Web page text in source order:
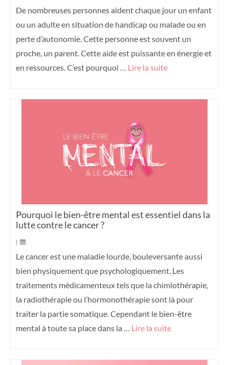
De nombreuses personnes aident chaque jour un enfant
ou un adulte en situation de handicap ou malade ou en
perte d’autonomie. Cette personne est souvent un
proche, un parent. Cette aide est puissante en énergie et
en ressources. C’est pourquoi … Lire la suite
Pourquoi le bien-être mental est essentiel dans la
lutte contre le cancer ?
|
Le cancer est une maladie lourde, bouleversante aussi
bien physiquement que psychologiquement. Les
traitements médicamenteux tels que la chimiothérapie,
la radiothérapie ou l’hormonothérapie sont là pour
traiter la partie somatique. Cependant le bien-être
mental à toute sa place dans la … Lire la suite